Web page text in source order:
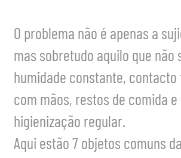
O problema não é apenas a
mas sobretudo aquilo que não
humidade constante, contacto
com mãos, restos de comida
higienização regular.
Aqui estão 7 objetos comuns